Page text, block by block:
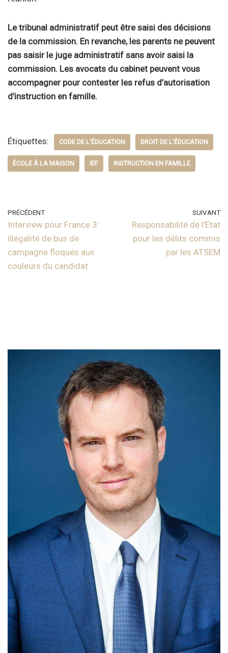
Le tribunal administratif peut être saisi des décisions
de la commission. En revanche, les parents ne peuvent
pas saisir le juge administratif sans avoir saisi la
commission. Les avocats du cabinet peuvent vous
accompagner pour contester les refus d’autorisation
d’instruction en famille.
Étiquettes: CODE DE L'ÉDUCATION DROIT DE L'ÉDUCATION
ÉCOLE À LA MAISON IEF INSTRUCTION EN FAMILLE
PRÉCÉDENT
Interview pour France 3 :
illégalité de bus de
campagne floqués aux
couleurs du candidat
SUIVANT
Responsabilité de l’Etat
pour les délits commis
par les ATSEM